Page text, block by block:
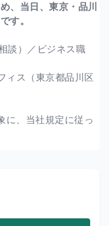
、当日、東京・品川
す。
談）／ビジネス職
ィス（東京都品川区
に、当社規定に従っ